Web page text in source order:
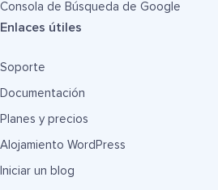
Consola de Búsqueda de Google
Enlaces útiles
Soporte
Documentación
Planes y precios
Alojamiento WordPress
Iniciar un blog